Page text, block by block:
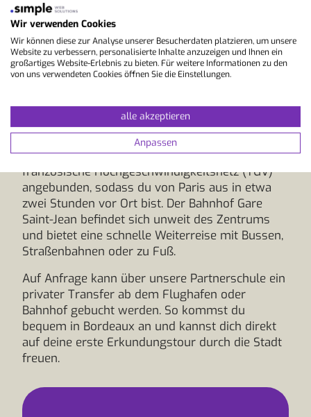
Vom Flughafen gelangst du in rund 30 bis 40
Minuten ins Zentrum. Die Buslinie 1+ verbindet
den Flughafen regelmäßig mit dem
Hauptbahnhof Gare Saint-Jean. Alternativ stehen
Taxis und Fahrdienste wie Uber zur Verfügung,
Wer lieber auf das Flugzeug verzichtet, kann
Bordeaux auch bequem und umweltfreundlich
mit dem Zug erreichen. Die Stadt ist an das
französische Hochgeschwindigkeitsnetz (TGV)
angebunden, sodass du von Paris aus in etwa
zwei Stunden vor Ort bist. Der Bahnhof Gare
Saint-Jean befindet sich unweit des Zentrums
und bietet eine schnelle Weiterreise mit Bussen,
Straßenbahnen oder zu Fuß.
Auf Anfrage kann über unsere Partnerschule ein
privater Transfer ab dem Flughafen oder
Bahnhof gebucht werden. So kommst du
bequem in Bordeaux an und kannst dich direkt
auf deine erste Erkundungstour durch die Stadt
freuen.
Wir verwenden Cookies
Wir können diese zur Analyse unserer Besucherdaten platzieren, um unsere
Website zu verbessern, personalisierte Inhalte anzuzeigen und Ihnen ein
großartiges Website-Erlebnis zu bieten. Für weitere Informationen zu den
von uns verwendeten Cookies öffnen Sie die Einstellungen.
alle akzeptieren
Anpassen